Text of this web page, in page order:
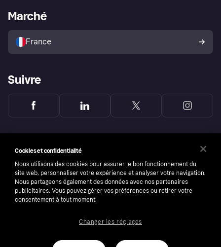
Explorez les magasins
Politique de protection de
l’acheteur Klarna
Portail Marchand
Marché
France
Suivre
number: 556737-0431
Cookies et confidentialité
Nous utilisons des cookies pour assurer le bon fonctionnement du
site web, personnaliser votre expérience et analyser votre navigation.
Nous partageons également des données avec nos partenaires
publicitaires. Vous pouvez gérer vos préférences ou retirer votre
consentement à tout moment.
Changer les réglages